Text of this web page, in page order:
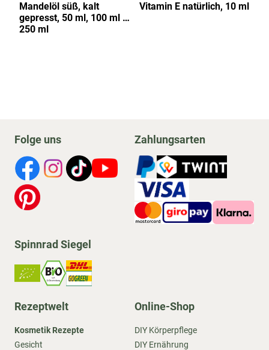
Mandelöl süß, kalt
gepresst, 50 ml, 100 ml &
250 ml
Vitamin E natürlich, 10 ml
Folge uns Zahlungsarten
Spinnrad Siegel
Rezeptwelt
Kosmetik Rezepte
Gesicht
Online-Shop
DIY Körperpflege
DIY Ernährung